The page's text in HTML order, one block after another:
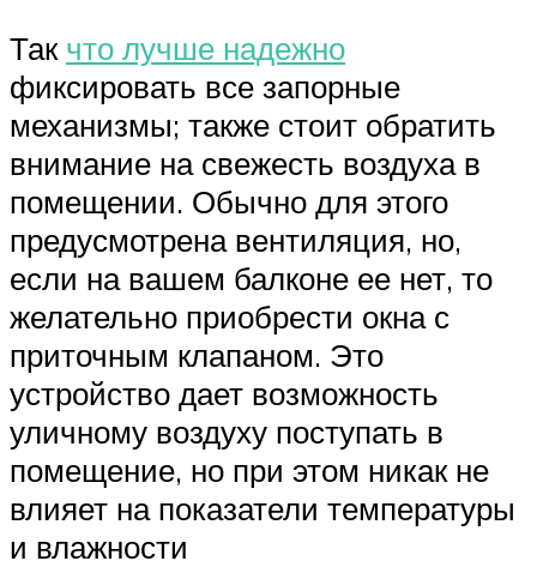
Так что лучше надежно
фиксировать все запорные
механизмы; также стоит обратить
внимание на свежесть воздуха в
помещении. Обычно для этого
предусмотрена вентиляция, но,
если на вашем балконе ее нет, то
желательно приобрести окна с
приточным клапаном. Это
устройство дает возможность
уличному воздуху поступать в
помещение, но при этом никак не
влияет на показатели температуры
и влажности